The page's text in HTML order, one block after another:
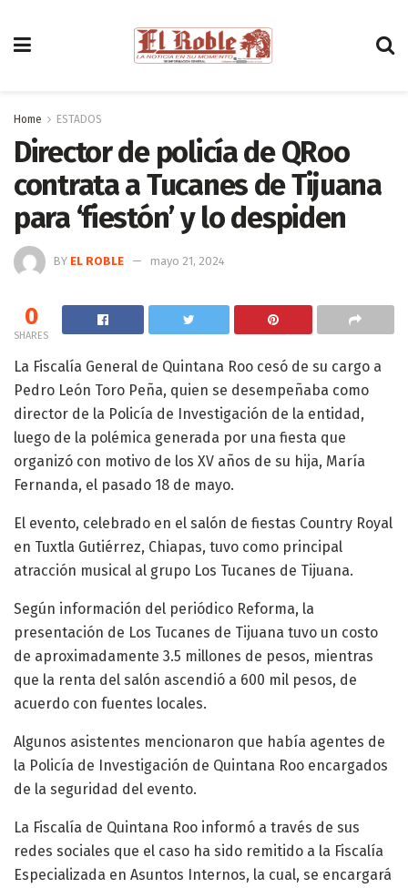
Home ESTADOS
Director de policía de QRoo
contrata a Tucanes de Tijuana
para ‘fiestón’ y lo despiden
BY EL ROBLE mayo 21, 2024
0
SHARES
La Fiscalía General de Quintana Roo cesó de su cargo a
Pedro León Toro Peña, quien se desempeñaba como
director de la Policía de Investigación de la entidad,
luego de la polémica generada por una fiesta que
organizó con motivo de los XV años de su hija, María
Fernanda, el pasado 18 de mayo.
El evento, celebrado en el salón de fiestas Country Royal
en Tuxtla Gutiérrez, Chiapas, tuvo como principal
atracción musical al grupo Los Tucanes de Tijuana.
Según información del periódico Reforma, la
presentación de Los Tucanes de Tijuana tuvo un costo
de aproximadamente 3.5 millones de pesos, mientras
que la renta del salón ascendió a 600 mil pesos, de
acuerdo con fuentes locales.
Algunos asistentes mencionaron que había agentes de
la Policía de Investigación de Quintana Roo encargados
de la seguridad del evento.
La Fiscalía de Quintana Roo informó a través de sus
redes sociales que el caso ha sido remitido a la Fiscalía
Especializada en Asuntos Internos, la cual, se encargará